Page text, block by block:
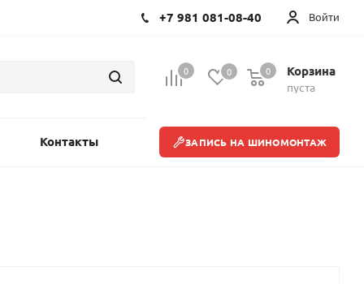
Войти
+7 981 081-08-40
0 0 Корзина
пуста
0
Контакты ЗАПИСЬ НА ШИНОМОНТАЖ